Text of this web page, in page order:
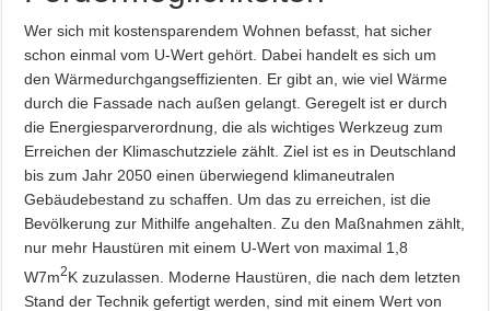
Wer sich mit kostensparendem Wohnen befasst, hat sicher
schon einmal vom U-Wert gehört. Dabei handelt es sich um
den Wärmedurchgangseffizienten. Er gibt an, wie viel Wärme
durch die Fassade nach außen gelangt. Geregelt ist er durch
die Energiesparverordnung, die als wichtiges Werkzeug zum
Erreichen der Klimaschutzziele zählt. Ziel ist es in Deutschland
bis zum Jahr 2050 einen überwiegend klimaneutralen
Gebäudebestand zu schaffen. Um das zu erreichen, ist die
Bevölkerung zur Mithilfe angehalten. Zu den Maßnahmen zählt,
nur mehr Haustüren mit einem U-Wert von maximal 1,8
W7m2K zuzulassen. Moderne Haustüren, die nach dem letzten
Stand der Technik gefertigt werden, sind mit einem Wert von